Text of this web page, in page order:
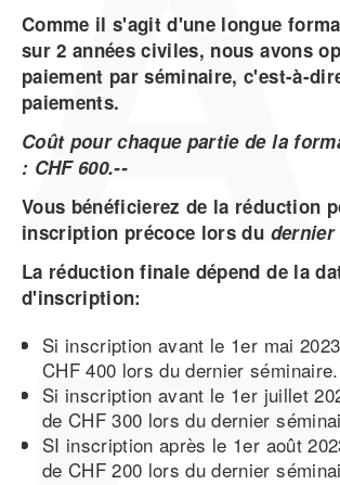
Comme il s'agit d'une longue
sur 2 années civiles, nous avons
paiement par séminaire, c'est-à-
paiements.
Coût pour chaque partie de la
: CHF 600.--
Vous bénéficierez de la réduction
inscription précoce lors du dernier
La réduction finale dépend de la
d'inscription:
Si inscription avant le 1er mai
CHF 400 lors du dernier séminaire.
Si inscription avant le 1er juillet
de CHF 300 lors du dernier
SI inscription après le 1er août
de CHF 200 lors du dernier